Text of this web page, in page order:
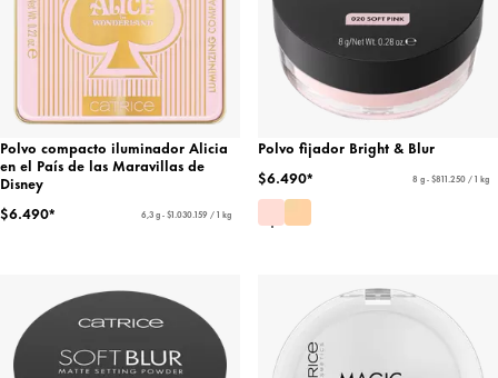
Polvo compacto iluminador Alicia
en el País de las Maravillas de
Disney
$6.490*
6,3 g - $1.030.159 / 1 kg
Polvo fijador Bright & Blur
$6.490*
8 g - $811.250 / 1 kg